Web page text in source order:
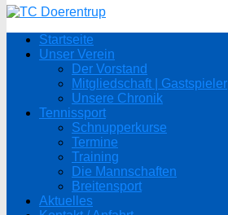
Startseite
Unser Verein
Der Vorstand
Mitgliedschaft | Gastspieler
Unsere Chronik
Tennissport
Schnupperkurse
Termine
Training
Die Mannschaften
Breitensport
Aktuelles